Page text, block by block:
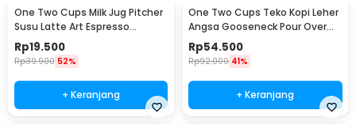
One Two Cups Milk Jug Pitcher
Susu Latte Art Espresso
Stainless Steel 5oz - S06HG
Rp19.500
Rp39.900 52%
+ Keranjang
One Two Cups Teko Kopi Leher
Angsa Gooseneck Pour Over
Drip Kettle 250ml - AA049
Rp54.500
Rp92.000 41%
+ Keranjang